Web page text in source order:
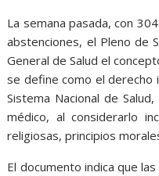
La semana pasada, con
abstenciones, el Pleno de
General de Salud el
se define como el derecho
Sistema Nacional de
médico, al considerarlo
religiosas, principios
El documento indica que